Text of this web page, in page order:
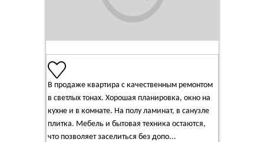
В продаже квартира с качественным ремонтом
в светлых тонах. Хорошая планировка, окно на
кухне и в комнате. На полу ламинат, в санузле
плитка. Мебель и бытовая техника остаются,
что позволяет заселиться без допо...